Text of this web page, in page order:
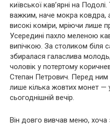
київської кав’ярні на
важким, наче мокра ковдра,
високі коміри, мріючи лише
Усередині пахло меленою
випічкою. За столиком біля
збиралася галаслива
чоловік у потертому
Степан Петрович. Перед ним
лише кілька жовтих монет —
сьогоднішній вечір.
Він довго вивчав меню, хоча